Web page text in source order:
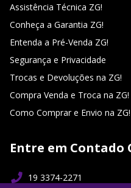
Assistência Técnica ZG!
Conheça a Garantia ZG!
Entenda a Pré-Venda ZG!
Segurança e Privacidade
Trocas e Devoluções na ZG!
Compra Venda e Troca na ZG!
Como Comprar e Envio na ZG!
Entre em Contado
19 3374-2271